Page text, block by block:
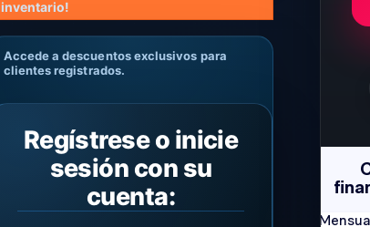
inventario!
Accede a descuentos exclusivos para
clientes registrados.
Regístrese o inicie
sesión con su
cuenta: